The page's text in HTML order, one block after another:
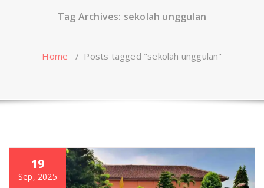
Tag Archives: sekolah unggulan
Home / Posts tagged "sekolah unggulan"
19
Sep, 2025